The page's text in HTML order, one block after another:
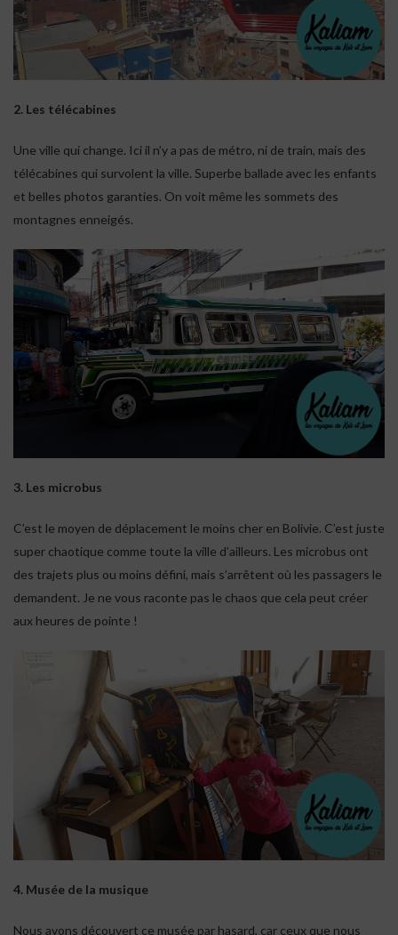
2. Les télécabines
Une ville qui change. Ici il n’y a pas de métro, ni de train, mais des
télécabines qui survolent la ville. Superbe ballade avec les enfants
et belles photos garanties. On voit même les sommets des
montagnes enneigés.
3. Les microbus
C’est le moyen de déplacement le moins cher en Bolivie. C’est juste
super chaotique comme toute la ville d’ailleurs. Les microbus ont
des trajets plus ou moins défini, mais s’arrêtent où les passagers le
demandent. Je ne vous raconte pas le chaos que cela peut créer
aux heures de pointe !
4. Musée de la musique
Nous avons découvert ce musée par hasard, car ceux que nous